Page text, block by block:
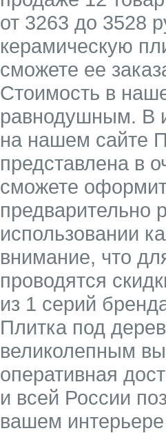
от 3263 до 3528
керамическую
сможете ее
Стоимость в
равнодушным. В
на нашем сайте
представлена в
сможете
предварительно
использовании
внимание, что
проводятся
из 1 серий
Плитка под
великолепным
оперативная
и всей России
вашем